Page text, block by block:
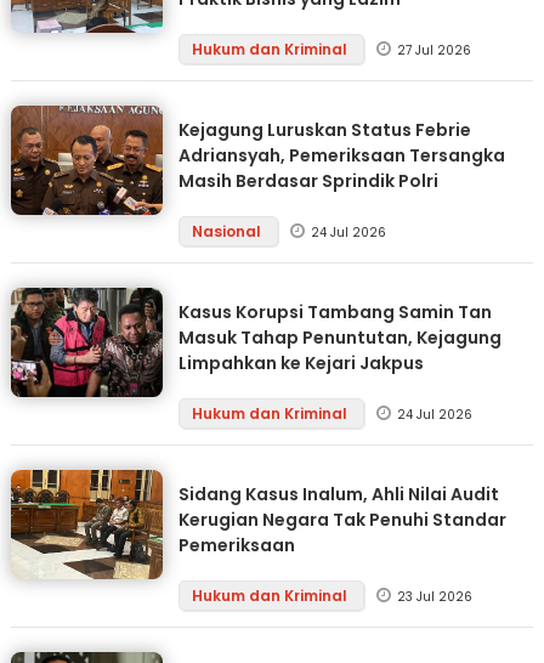
Hukum dan Kriminal 27 Jul 2026
Kejagung Luruskan Status Febrie
Adriansyah, Pemeriksaan Tersangka
Masih Berdasar Sprindik Polri
Nasional 24 Jul 2026
Kasus Korupsi Tambang Samin Tan
Masuk Tahap Penuntutan, Kejagung
Limpahkan ke Kejari Jakpus
Hukum dan Kriminal 24 Jul 2026
Sidang Kasus Inalum, Ahli Nilai Audit
Kerugian Negara Tak Penuhi Standar
Pemeriksaan
Hukum dan Kriminal 23 Jul 2026